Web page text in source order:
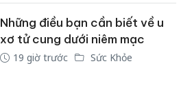
Những điều bạn cần biết về u
xơ tử cung dưới niêm mạc
19 giờ trước Sức Khỏe